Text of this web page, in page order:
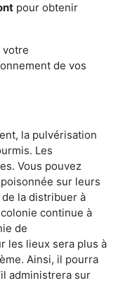
pour obtenir
votre
de vos
la pulvérisation
Les
Vous pouvez
sur leurs
la distribuer à
continue à
de
les lieux sera plus à
Ainsi, il pourra
administrera sur